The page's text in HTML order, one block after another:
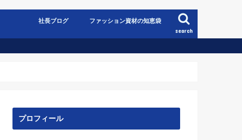
search
社長ブログ ファッション資材の知恵袋
プロフィール